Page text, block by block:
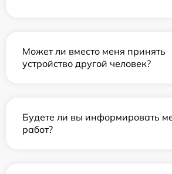
Может ли вместо меня принять
устройство другой человек?
Будете ли вы информировать
работ?